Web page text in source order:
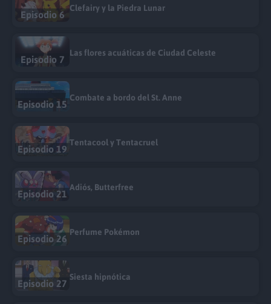
Episodio 6
Clefairy y la Piedra Lunar
Episodio 7
Las flores acuáticas de Ciudad Celeste
Episodio 15
Combate a bordo del St. Anne
Episodio 19
Tentacool y Tentacruel
Episodio 21
Adiós, Butterfree
Episodio 26
Perfume Pokémon
Episodio 27
Siesta hipnótica